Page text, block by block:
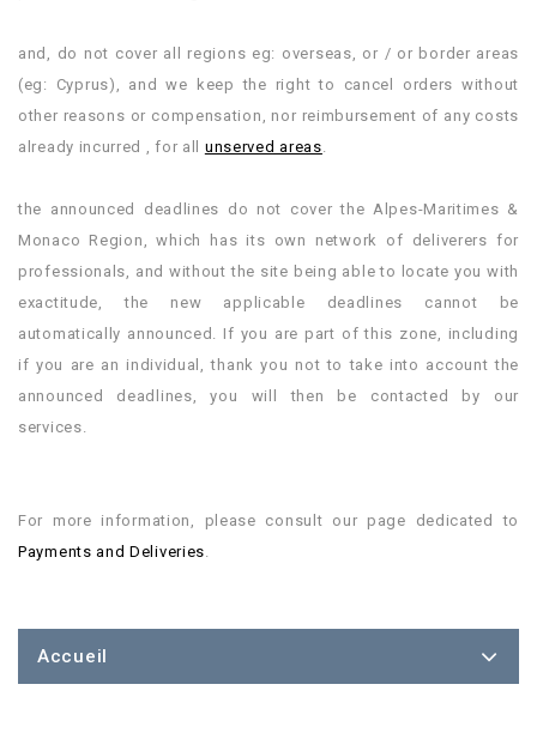
and, do not cover all regions eg: overseas, or / or border areas
(eg: Cyprus), and we keep the right to cancel orders without
other reasons or compensation, nor reimbursement of any costs
already incurred , for all unserved areas.
the announced deadlines do not cover the Alpes-Maritimes &
Monaco Region, which has its own network of deliverers for
professionals, and without the site being able to locate you with
exactitude, the new applicable deadlines cannot be
automatically announced. If you are part of this zone, including
if you are an individual, thank you not to take into account the
announced deadlines, you will then be contacted by our
services.
For more information, please consult our page dedicated to
Payments and Deliveries.
Accueil